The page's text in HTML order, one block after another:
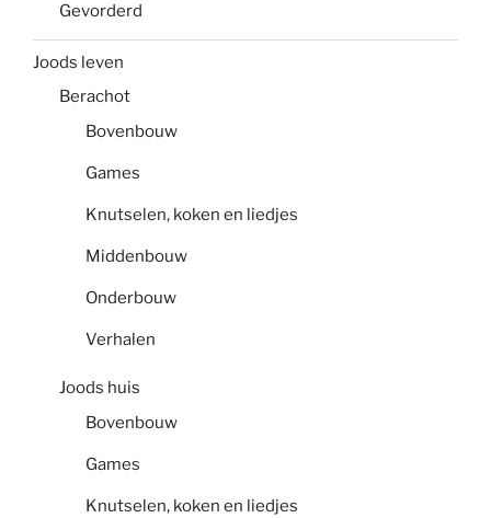
Gevorderd
Joods leven
Berachot
Bovenbouw
Games
Knutselen, koken en liedjes
Middenbouw
Onderbouw
Verhalen
Joods huis
Bovenbouw
Games
Knutselen, koken en liedjes